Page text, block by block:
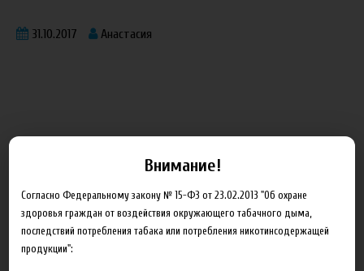
31.10.2017 Анастасия
Новинка HeroesFarm
Ароматизаторы Xian Taima в наличии
Новая линейка жидкостей Time Travel Machine
Внимание!
Согласно Федеральному закону № 15-ФЗ от 23.02.2013 "Об охране
здоровья граждан от воздействия окружающего табачного дыма,
последствий потребления табака или потребления никотинсодержащей
продукции":